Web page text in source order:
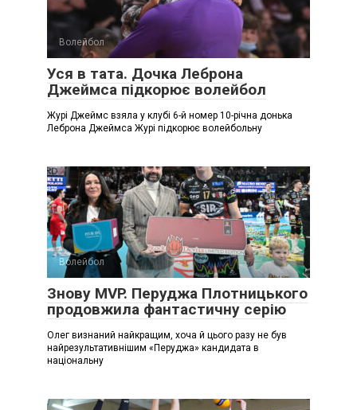
Волейбол
Уся в тата. Дочка Леброна
Джеймса підкорює волейбол
Журі Джеймс взяла у клубі 6-й номер 10-річна донька
Леброна Джеймса Журі підкорює волейбольну
Волейбол
Знову MVP. Перуджа Плотницького
продовжила фантастичну серію
Олег визнаний найкращим, хоча й цього разу не був
найрезультативнішим «Перуджа» кандидата в
національну